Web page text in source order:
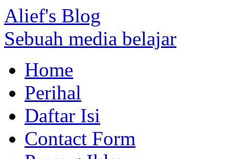
Alief's Blog
Sebuah media belajar
Home
Perihal
Daftar Isi
Contact Form